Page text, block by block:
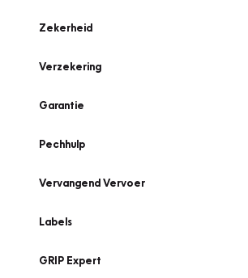
Zekerheid
Verzekering
Garantie
Pechhulp
Vervangend Vervoer
Labels
GRIP Expert